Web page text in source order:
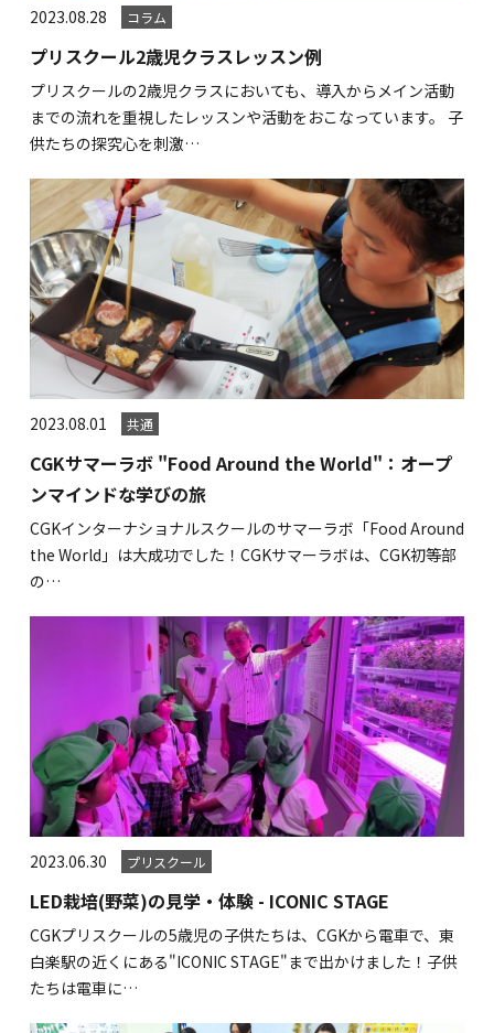
2023.08.28 コラム
プリスクール2歳児クラスレッスン例
プリスクールの2歳児クラスにおいても、導入からメイン活動
までの流れを重視したレッスンや活動をおこなっています。 子
供たちの探究心を刺激…
2023.08.01 共通
CGKサマーラボ "Food Around the World"：オープ
ンマインドな学びの旅
CGKインターナショナルスクールのサマーラボ「Food Around
the World」は大成功でした！CGKサマーラボは、CGK初等部
の…
2023.06.30 プリスクール
LED栽培(野菜)の見学・体験 - ICONIC STAGE
CGKプリスクールの5歳児の子供たちは、CGKから電車で、東
白楽駅の近くにある"ICONIC STAGE"まで出かけました！子供
たちは電車に…